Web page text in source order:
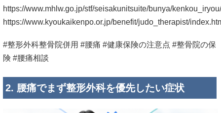
https://www.mhlw.go.jp/stf/seisakunitsuite/bunya/
https://www.kyoukaikenpo.or.jp/benefit/judo_therapist/
#整形外科整骨院併用 #腰痛 #健康保険の注意点 #整骨院の保
険 #腰痛相談
2. 腰痛でまず整形外科を優先したい症状